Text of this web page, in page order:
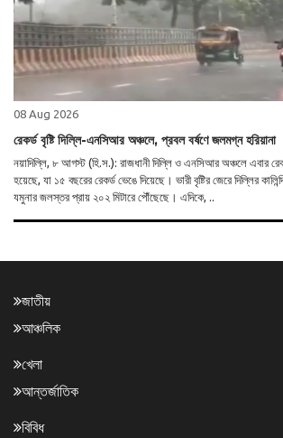
08 Aug 2026
রেকর্ড বৃষ্টি দিল্লি-এনসিআর অঞ্চলে, প্রবল বর্ষণে জলমগ্ন হরিয়ানা
নয়াদিল্লি, ৮ আগস্ট (হি.স.): রাজধানী দিল্লি ও এনসিআর অঞ্চলে এবার
হয়েছে, যা ১৫ বছরের রেকর্ড ভেঙে দিয়েছে। ভারী বৃষ্টির জেরে দিল্লির
যমুনার জলস্তর প্রায় ২০২ মিটারে পৌঁছেছে। এদিকে, ..
জাতীয়
আঞ্চলিক
খেলা
আন্তর্জাতিক
বিবিধ